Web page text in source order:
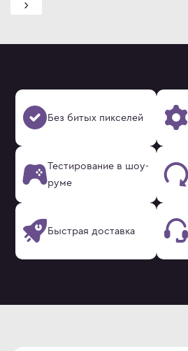
Без битых пикселей
Тестирование в шоу-
руме
Быстрая доставка